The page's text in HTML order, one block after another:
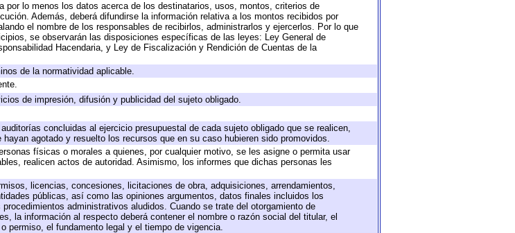
por lo menos los datos acerca de los destinatarios, usos, montos, criterios de
Además, deberá difundirse la información relativa a los montos recibidos por
el nombre de los responsables de recibirlos, administrarlos y ejercerlos. Por lo que
se observarán las disposiciones específicas de las leyes: Ley General de
Hacendaria, y Ley de Fiscalización y Rendición de Cuentas de la
de la normatividad aplicable.
de impresión, difusión y publicidad del sujeto obligado.
concluidas al ejercicio presupuestal de cada sujeto obligado que se realicen,
agotado y resuelto los recursos que en su caso hubieren sido promovidos.
físicas o morales a quienes, por cualquier motivo, se les asigne o permita usar
realicen actos de autoridad. Asimismo, los informes que dichas personas les
licencias, concesiones, licitaciones de obra, adquisiciones, arrendamientos,
públicas, así como las opiniones argumentos, datos finales incluidos los
administrativos aludidos. Cuando se trate del otorgamiento de
la información al respecto deberá contener el nombre o razón social del titular, el
permiso, el fundamento legal y el tiempo de vigencia.